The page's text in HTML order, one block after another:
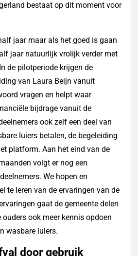
bestaat op dit moment voor
jaar maar als het goed is gaan
jaar natuurlijk vrolijk verder met
de pilotperiode krijgen de
van Laura Beijn vanuit
vragen en helpt waar
bijdrage vanuit de
ook zelf een deel van
luiers betalen, de begeleiding
platform. Aan het eind van de
volgt er nog een
We hopen en
te leren van de ervaringen van de
gaat de gemeente delen
ook meer kennis opdoen
wasbare luiers.
door gebruik